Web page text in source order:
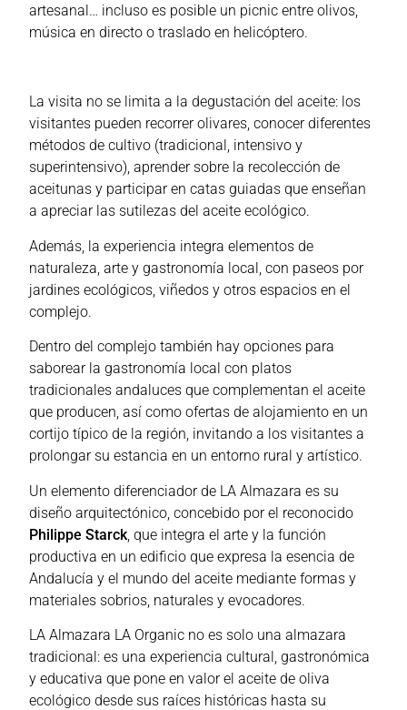
artesanal… incluso es posible un picnic entre olivos,
música en directo o traslado en helicóptero.
La visita no se limita a la degustación del aceite: los
visitantes pueden recorrer olivares, conocer diferentes
métodos de cultivo (tradicional, intensivo y
superintensivo), aprender sobre la recolección de
aceitunas y participar en catas guiadas que enseñan
a apreciar las sutilezas del aceite ecológico.
Además, la experiencia integra elementos de
naturaleza, arte y gastronomía local, con paseos por
jardines ecológicos, viñedos y otros espacios en el
complejo.
Dentro del complejo también hay opciones para
saborear la gastronomía local con platos
tradicionales andaluces que complementan el aceite
que producen, así como ofertas de alojamiento en un
cortijo típico de la región, invitando a los visitantes a
prolongar su estancia en un entorno rural y artístico.
Un elemento diferenciador de LA Almazara es su
diseño arquitectónico, concebido por el reconocido
Philippe Starck , que integra el arte y la función
productiva en un edificio que expresa la esencia de
Andalucía y el mundo del aceite mediante formas y
materiales sobrios, naturales y evocadores.
LA Almazara LA Organic no es solo una almazara
tradicional: es una experiencia cultural, gastronómica
y educativa que pone en valor el aceite de oliva
ecológico desde sus raíces históricas hasta su